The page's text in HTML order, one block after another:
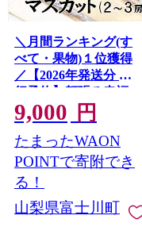
＼月間ランキング(す
べて・果物)１位獲得
／【2026年発送分 先
行予約】頬張る幸福
感 〜緑の宝石・ シ
ャインマスカット 〜
１ｋｇ以上（２〜３
房） フルーツ 山梨県
産 果物 くだもの シャ
イン マスカット ぶど
う ブドウ 葡萄 大粒 種
9,000 円
たまったWAON
POINTで寄附でき
る！
山梨県富士川町